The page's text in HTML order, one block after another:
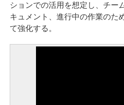
ションでの活用を想定し、チー
キュメント、進行中の作業のた
て強化する。